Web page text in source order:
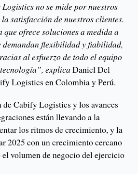
no se mide por nuestros
satisfacción de nuestros clientes.
que ofrece soluciones a medida a
demandan flexibilidad y fiabilidad,
al esfuerzo de todo el equipo
explicaDaniel Del
Logistics en Colombia y Perú.
Cabify Logistics y los avances
están llevando a la
los ritmos de crecimiento, y la
2025 con un crecimiento cercano
volumen de negocio del ejercicio